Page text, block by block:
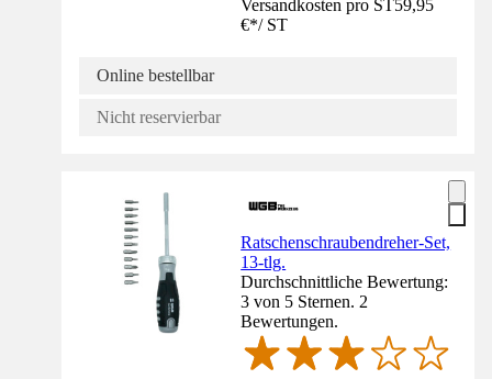
Versandkosten pro ST59,95
€*/ ST
Online bestellbar
Nicht reservierbar
Ratschenschraubendreher-Set,
13-tlg.
Durchschnittliche Bewertung:
3 von 5 Sternen. 2
Bewertungen.